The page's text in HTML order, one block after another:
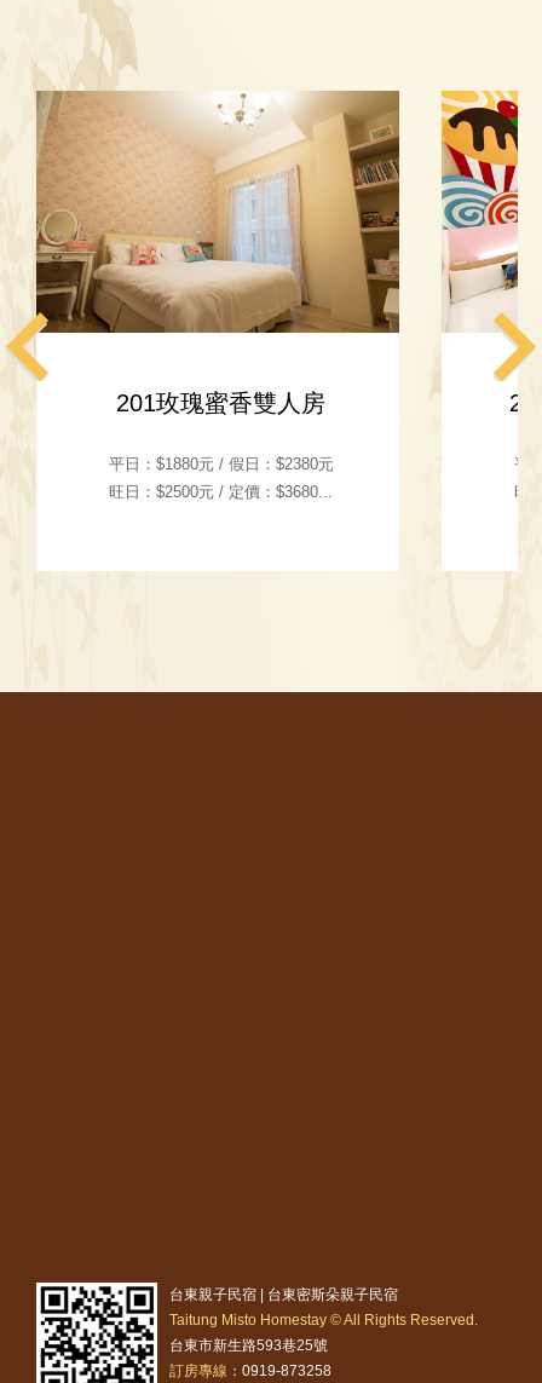
201玫瑰蜜香雙人房
平日：$1880元 / 假日：$2380元
旺日：$2500元 / 定價：$3680...
平
旺
台東親子民宿 | 台東密斯朵親子民宿
Taitung Misto Homestay © All Rights Reserved.
台東市新生路593巷25號
訂房專線 ：0919-873258